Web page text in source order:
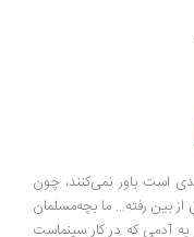
باور نمی‌کنند، چون
ما بچه‌مسلمان
که در کار سینماست